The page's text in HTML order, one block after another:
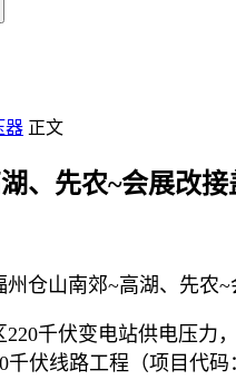
器 正文
、先农~会展改
州仓山南郊~高湖、先农
千伏变电站供电压力
伏线路工程（项目代码